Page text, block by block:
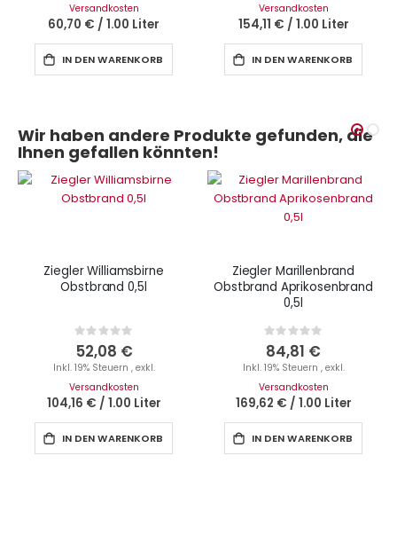
Versandkosten
60,70 € / 1.00 Liter
IN DEN WARENKORB
Versandkosten
154,11 € / 1.00 Liter
IN DEN WARENKORB
Wir haben andere Produkte gefunden, die
Ihnen gefallen könnten!
Ziegler Williamsbirne
Obstbrand 0,5l
Rating:
0%
52,08 €
Inkl. 19% Steuern , exkl.
Versandkosten
104,16 € / 1.00 Liter
IN DEN WARENKORB
Ziegler Marillenbrand
Obstbrand Aprikosenbrand
0,5l
Rating:
0%
84,81 €
Inkl. 19% Steuern , exkl.
Versandkosten
169,62 € / 1.00 Liter
IN DEN WARENKORB